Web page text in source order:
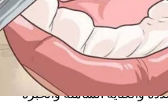
بربط أنسجة اللثة
على شفاء الشق بشكل
زيارة مركز بطل للأسنان
والعناية الشاملة والخبرة